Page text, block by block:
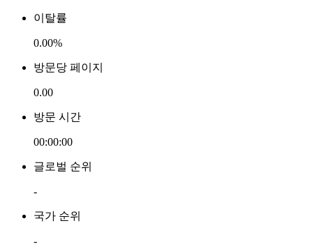
이탈률
0.00%
방문당 페이지
0.00
방문 시간
00:00:00
글로벌 순위
-
국가 순위
-